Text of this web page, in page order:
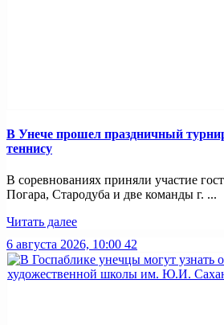
В Унече прошел праздничный
теннису
В соревнованиях приняли участие
Погара, Стародуба и две команды г. ...
Читать далее
6 августа 2026, 10:00 42